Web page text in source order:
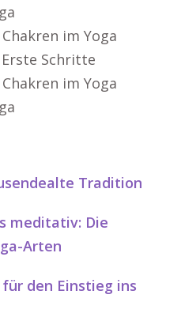
im Yoga
Schritte
im Yoga
Tradition
meditativ: Die
Arten
den Einstieg ins